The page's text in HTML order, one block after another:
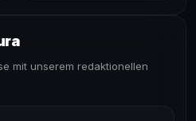
mit unserem redaktionellen